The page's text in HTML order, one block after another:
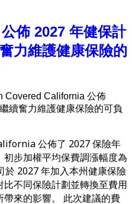
佈 2027 年健保計
力維護健康保險的
Covered California 公佈
續奮力維護健康保險的可負
公佈了 2027 保險年
步加權平均保費調漲幅度為
於 2027 年加入本州健康保險
不同保險計劃並轉換至費用
來的影響。 此次建議的費